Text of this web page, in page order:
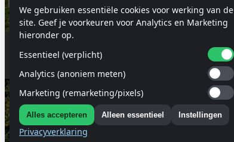
© 2024 Beukenhaagkwekerij.nl
We gebruiken essentiële cookies voor werking van de
site. Geef je voorkeuren voor Analytics en Marketing
hieronder op.
Essentieel (verplicht)
Analytics (anoniem meten)
Marketing (remarketing/pixels)
Alles accepteren Alleen essentieel Instellingen
Privacyverklaring